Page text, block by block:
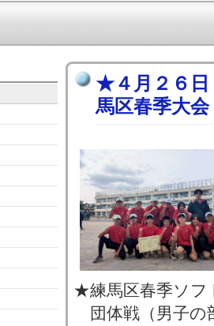
★４月２６日
馬区春季大
★練馬区春季ソフ
団体戦（男子の